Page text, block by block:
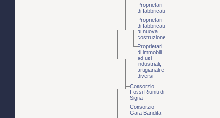
Proprietari
di fabbricati
Proprietari
di fabbricati
di nuova
costruzione
Proprietari
di immobili
ad usi
industriali,
artigianali e
diversi
Consorzio
Fossi Riuniti di
Signa
Consorzio
Gara Bandita